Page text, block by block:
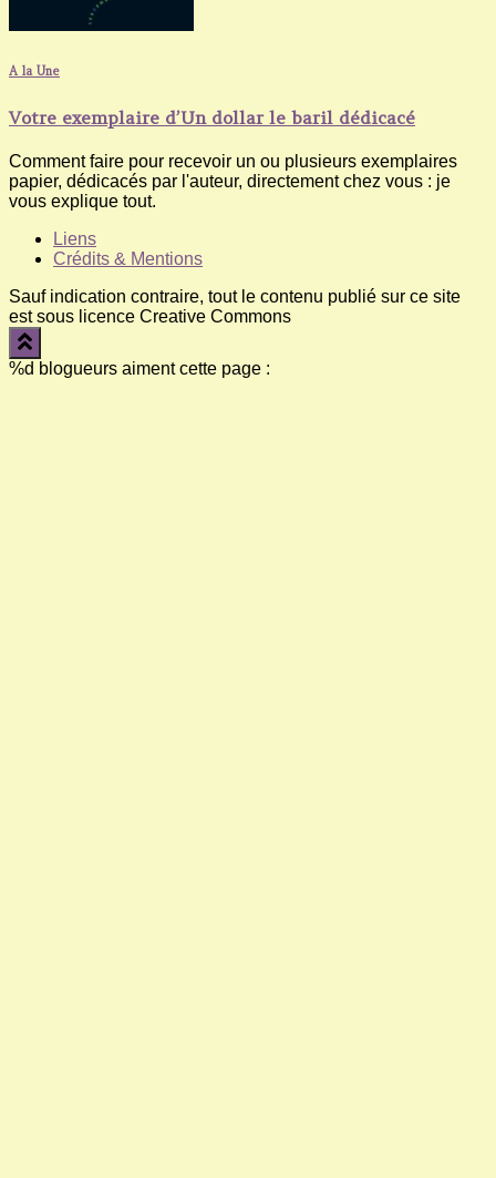
A la Une
Votre exemplaire d’Un dollar le baril dédicacé
Comment faire pour recevoir un ou plusieurs exemplaires
papier, dédicacés par l'auteur, directement chez vous : je
vous explique tout.
Liens
Crédits & Mentions
Sauf indication contraire, tout le contenu publié sur ce site
est sous licence Creative Commons
%d blogueurs aiment cette page :